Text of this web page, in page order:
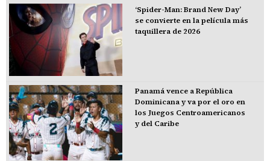
‘Spider-Man: Brand New Day’
se convierte en la película más
taquillera de 2026
Panamá vence a República
Dominicana y va por el oro en
los Juegos Centroamericanos
y del Caribe